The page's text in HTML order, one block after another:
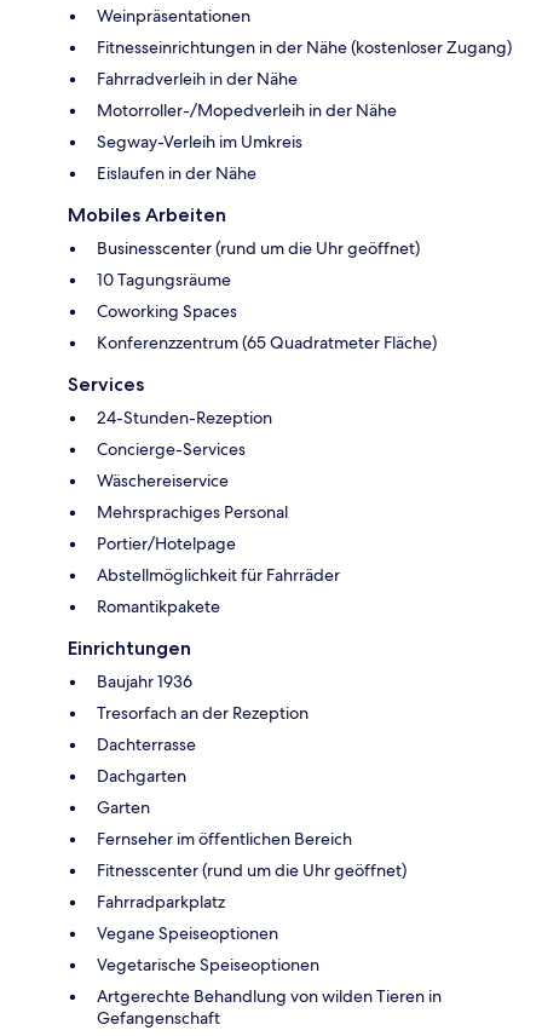
Weinpräsentationen
Fitnesseinrichtungen in der Nähe (kostenloser Zugang)
Fahrradverleih in der Nähe
Motorroller-/Mopedverleih in der Nähe
Segway-Verleih im Umkreis
Eislaufen in der Nähe
Mobiles Arbeiten
Businesscenter (rund um die Uhr geöffnet)
10 Tagungsräume
Coworking Spaces
Konferenzzentrum (65 Quadratmeter Fläche)
Services
24-Stunden-Rezeption
Concierge-Services
Wäschereiservice
Mehrsprachiges Personal
Portier/Hotelpage
Abstellmöglichkeit für Fahrräder
Romantikpakete
Einrichtungen
Baujahr 1936
Tresorfach an der Rezeption
Dachterrasse
Dachgarten
Garten
Fernseher im öffentlichen Bereich
Fitnesscenter (rund um die Uhr geöffnet)
Fahrradparkplatz
Vegane Speiseoptionen
Vegetarische Speiseoptionen
Artgerechte Behandlung von wilden Tieren in
Gefangenschaft